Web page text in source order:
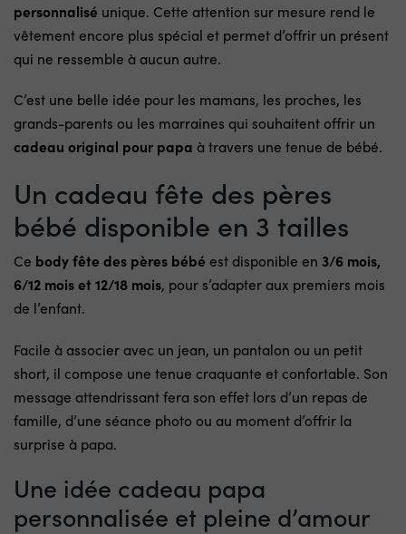
personnalisé unique. Cette attention sur mesure rend le
vêtement encore plus spécial et permet d’offrir un présent
qui ne ressemble à aucun autre.
C’est une belle idée pour les mamans, les proches, les
grands-parents ou les marraines qui souhaitent offrir un
cadeau original pour papa à travers une tenue de bébé.
Un cadeau fête des pères
bébé disponible en 3 tailles
Ce body fête des pères bébé est disponible en 3/6 mois,
6/12 mois et 12/18 mois, pour s’adapter aux premiers mois
de l’enfant.
Facile à associer avec un jean, un pantalon ou un petit
short, il compose une tenue craquante et confortable. Son
message attendrissant fera son effet lors d’un repas de
famille, d’une séance photo ou au moment d’offrir la
surprise à papa.
Une idée cadeau papa
personnalisée et pleine d’amour